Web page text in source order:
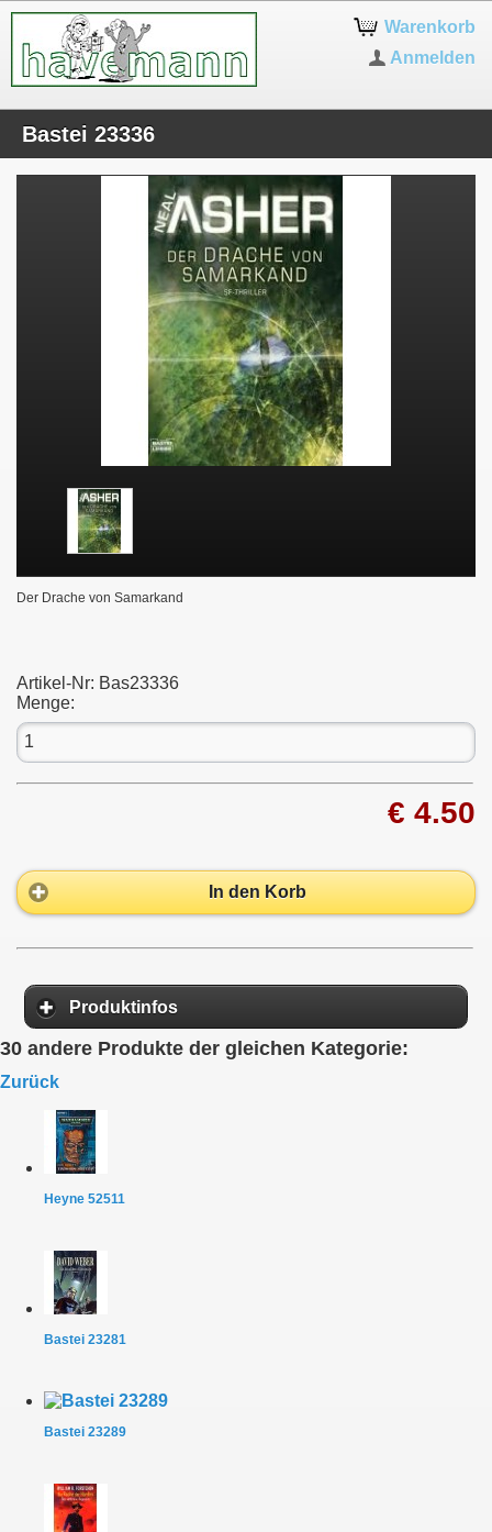
Warenkorb
Anmelden
Bastei 23336
Der Drache von Samarkand
Artikel-Nr: Bas23336
Menge:
€ 4.50
In den Korb
Produktinfos
30 andere Produkte der gleichen Kategorie:
Zurück
Heyne 52511
Bastei 23281
Bastei 23289